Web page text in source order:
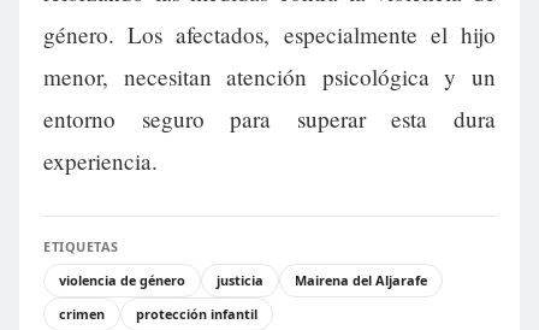
género. Los afectados, especialmente el hijo
menor, necesitan atención psicológica y un
entorno seguro para superar esta dura
experiencia.
ETIQUETAS
violencia de género
justicia
Mairena del Aljarafe
crimen
protección infantil